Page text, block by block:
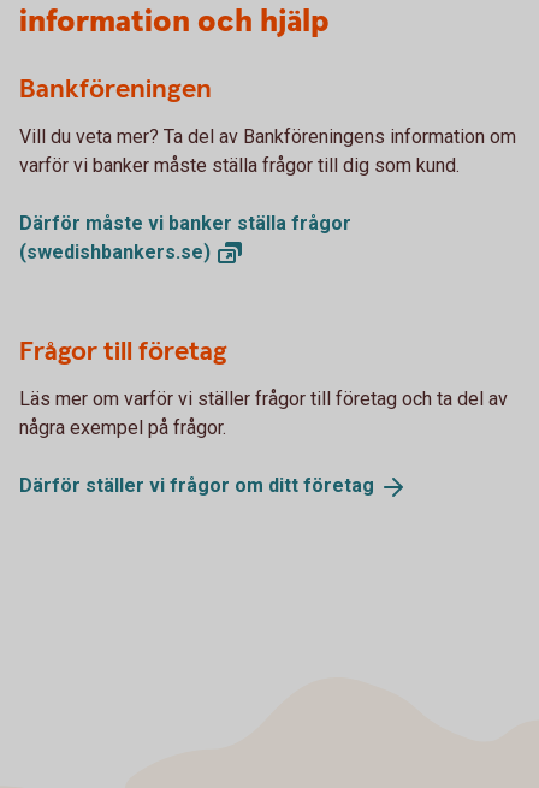
information och hjälp
Bankföreningen
Vill du veta mer? Ta del av Bankföreningens information om
varför vi banker måste ställa frågor till dig som kund.
Därför måste vi banker ställa frågor
(swedishbankers.se)
Frågor till företag
Läs mer om varför vi ställer frågor till företag och ta del av
några exempel på frågor.
Därför ställer vi frågor om ditt företag